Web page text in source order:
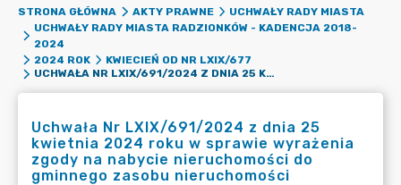
STRONA GŁÓWNA AKTY PRAWNE
UCHWAŁY RADY MIASTA
UCHWAŁY RADY MIASTA RADZIONKÓW - KADENCJA 2018-
2024
2024 ROK
KWIECIEŃ OD NR LXIX/677
UCHWAŁA NR LXIX/691/2024 Z DNIA 25 KWIETNIA 2024 ROKU W SPRAWIE WYRAŻENIA ZGODY NA NABYCIE NIERUCHOMOŚCI DO GMINNEGO ZASOBU NIERUCHOMOŚCI
Uchwała Nr LXIX/691/2024 z dnia 25
kwietnia 2024 roku w sprawie wyrażenia
zgody na nabycie nieruchomości do
gminnego zasobu nieruchomości